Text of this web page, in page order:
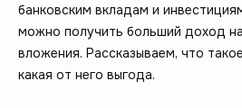
банковским вкладам и
можно получить больший доход
вложения. Рассказываем, что
какая от него выгода.